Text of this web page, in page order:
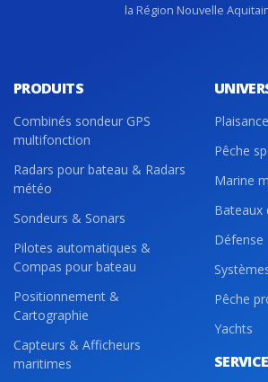
la Région Nouvelle
PRODUITS
Combinés sondeur GPS
multifonction
Radars pour bateau & Radars
météo
Sondeurs & Sonars
Pilotes automatiques &
Compas pour bateau
Positionnement &
Cartographie
Capteurs & Afficheurs
maritimes
Plaisance
Pêche
Marine
Bateaux
Défense
Pêche
Yachts
SERVICE